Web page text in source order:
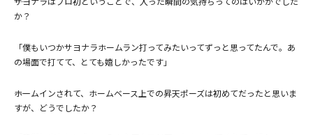
か？
「僕もいつかサヨナラホームラン打ってみたいってずっと思ってたんで。あ
の場面で打てて、とても嬉しかったです」
――ホームインされて、ホームベース上での昇天ポーズは初めてだったと思いま
すが、どうでしたか？